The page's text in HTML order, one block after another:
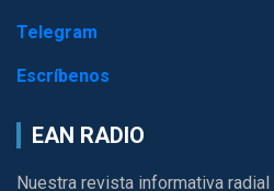
Telegram
Escríbenos
EAN RADIO
Nuestra revista informativa radial